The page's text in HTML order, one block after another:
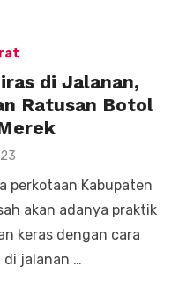
di Jalanan,
Ratusan Botol
perkotaan Kabupaten
akan adanya praktik
keras dengan cara
jalanan …